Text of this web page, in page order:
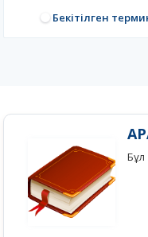
Бекітілген